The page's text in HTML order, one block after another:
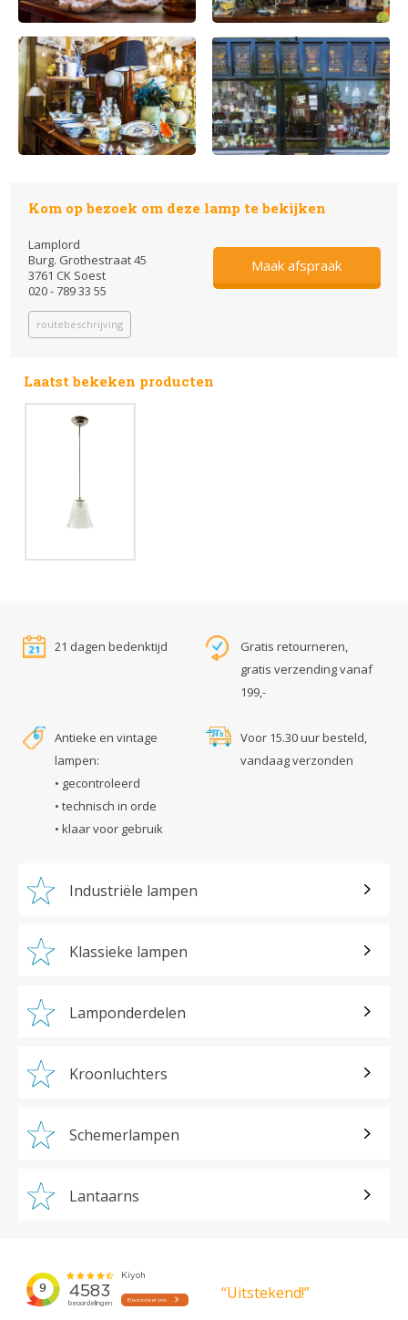
Kom op bezoek om deze lamp te bekijken
Lamplord
Burg. Grothestraat 45
3761 CK Soest
020 - 789 33 55
routebeschrijving
Maak afspraak
Laatst bekeken producten
21 dagen bedenktijd
Gratis retourneren,
gratis verzending vanaf
199,-
Antieke en vintage
lampen:
• gecontroleerd
• technisch in orde
• klaar voor gebruik
Voor 15.30 uur besteld,
vandaag verzonden
Industriële lampen
Klassieke lampen
Lamponderdelen
Kroonluchters
Schemerlampen
Lantaarns
“Uitstekend!”